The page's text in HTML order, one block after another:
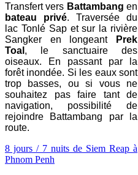
Transfert vers Battambang en
bateau privé. Traversée du
lac Tonlé Sap et sur la rivière
Sangker en longeant
Prek
Toal , le sanctuaire des
oiseaux. En passant par la
forêt inondée. Si les eaux sont
trop basses, ou si vous ne
souhaitez pas faire tant de
navigation, possibilité de
rejoindre Battambang par la
route.
8 jours / 7 nuits de Siem Reap à
Phnom Penh